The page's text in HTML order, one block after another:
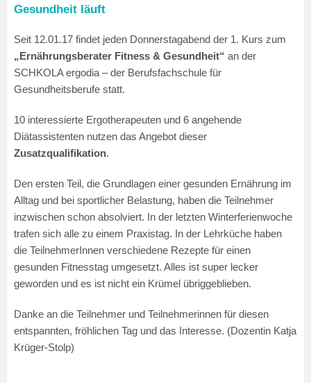
Gesundheit läuft
Seit 12.01.17 findet jeden Donnerstagabend der 1. Kurs zum
„Ernährungsberater Fitness & Gesundheit“ an der
SCHKOLA ergodia – der Berufsfachschule für
Gesundheitsberufe statt.
10 interessierte Ergotherapeuten und 6 angehende
Diätassistenten nutzen das Angebot dieser
Zusatzqualifikation.
Den ersten Teil, die Grundlagen einer gesunden Ernährung im
Alltag und bei sportlicher Belastung, haben die Teilnehmer
inzwischen schon absolviert. In der letzten Winterferienwoche
trafen sich alle zu einem Praxistag. In der Lehrküche haben
die TeilnehmerInnen verschiedene Rezepte für einen
gesunden Fitnesstag umgesetzt. Alles ist super lecker
geworden und es ist nicht ein Krümel übriggeblieben.
Danke an die Teilnehmer und Teilnehmerinnen für diesen
entspannten, fröhlichen Tag und das Interesse. (Dozentin Katja
Krüger-Stolp)